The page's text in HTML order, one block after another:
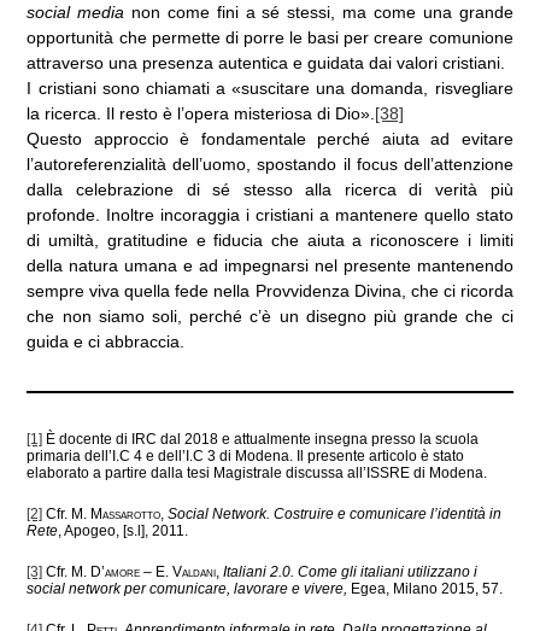
social media non come fini a sé stessi, ma come una grande
opportunità che permette di porre le basi per creare comunione
attraverso una presenza autentica e guidata dai valori cristiani.
I cristiani sono chiamati a «suscitare una domanda, risvegliare
la ricerca. Il resto è l’opera misteriosa di Dio». [38]
Questo approccio è fondamentale perché aiuta ad evitare
l’autoreferenzialità dell’uomo, spostando il focus dell’attenzione
dalla celebrazione di sé stesso alla ricerca di verità più
profonde. Inoltre incoraggia i cristiani a mantenere quello stato
di umiltà, gratitudine e fiducia che aiuta a riconoscere i limiti
della natura umana e ad impegnarsi nel presente mantenendo
sempre viva quella fede nella Provvidenza Divina, che ci ricorda
che non siamo soli, perché c’è un disegno più grande che ci
guida e ci abbraccia.
[1] È docente di IRC dal 2018 e attualmente insegna presso la scuola
primaria dell’I.C 4 e dell’I.C 3 di Modena. Il presente articolo è stato
elaborato a partire dalla tesi Magistrale discussa all’ISSRE di Modena.
[2] Cfr. M. Massarotto ,Social Network. Costruire e comunicare l’identità in
Rete , Apogeo, [s.l], 2011.
[3] Cfr. M. D’amore – E. Valdani ,Italiani 2.0. Come gli italiani utilizzano i
social network per comunicare, lavorare e vivere, Egea, Milano 2015, 57.